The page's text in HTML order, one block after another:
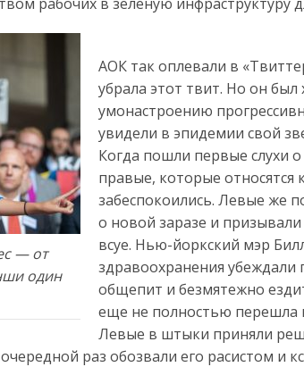
— от
один
АОК так оплевали в
убрала этот твит. Но он
умонастроению
увидели в эпидемии свой
Когда пошли первые слухи
правые, которые относятся
забеспокоились. Левые же
о новой заразе и
всуе. Нью-йоркский мэр
здравоохранения
общепит и безмятежно
еще не полностью перешла
Левые в штыки приняли
раз обозвали его расистом и